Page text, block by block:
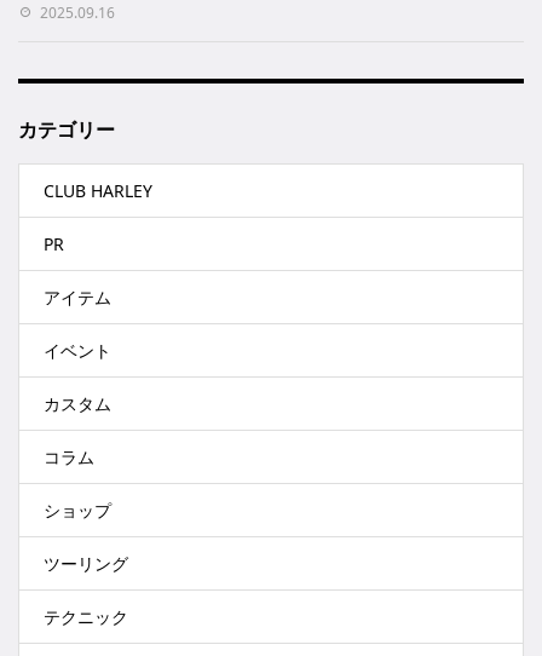
2025.09.16
カテゴリー
CLUB HARLEY
PR
アイテム
イベント
カスタム
コラム
ショップ
ツーリング
テクニック